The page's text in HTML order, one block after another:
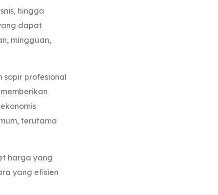
hingga
dapat
mingguan,
sopir profesional
terutama
harga yang
yang efisien